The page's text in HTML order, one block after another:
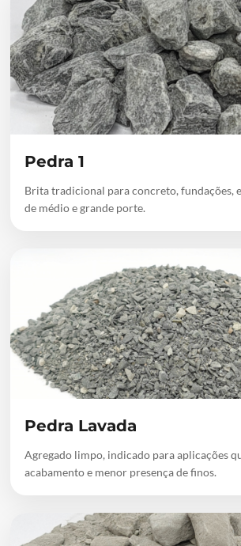
Pedra 1
Brita tradicional para concreto, fundações,
de médio e grande porte.
Pedra Lavada
Agregado limpo, indicado para aplicações
acabamento e menor presença de finos.